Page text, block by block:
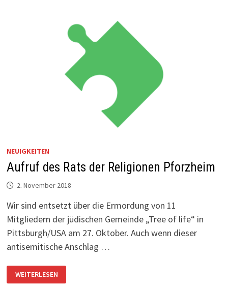
NEUIGKEITEN
Aufruf des Rats der Religionen Pforzheim
2. November 2018
Wir sind entsetzt über die Ermordung von 11
Mitgliedern der jüdischen Gemeinde „Tree of life“ in
Pittsburgh/USA am 27. Oktober. Auch wenn dieser
antisemitische Anschlag …
AUFRUF
DES
WEITERLESEN